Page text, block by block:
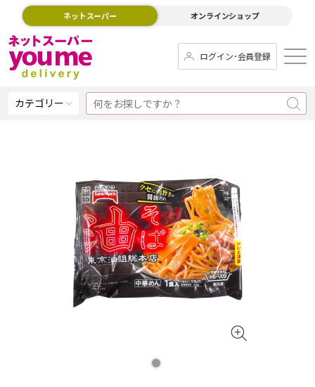
ネットスーパー オンラインショップ
ログイン･会員登録
カテゴリー